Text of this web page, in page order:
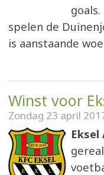
spelen de
is aanstaande
Winst voor
Zondag 23 april
Eksel